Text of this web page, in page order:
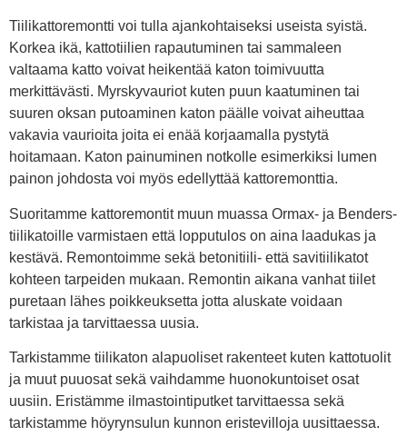
Tiilikattoremontti voi tulla ajankohtaiseksi useista syistä.
Korkea ikä, kattotiilien rapautuminen tai sammaleen
valtaama katto voivat heikentää katon toimivuutta
merkittävästi. Myrskyvauriot kuten puun kaatuminen tai
suuren oksan putoaminen katon päälle voivat aiheuttaa
vakavia vaurioita joita ei enää korjaamalla pystytä
hoitamaan. Katon painuminen notkolle esimerkiksi lumen
painon johdosta voi myös edellyttää kattoremonttia.
Suoritamme kattoremontit muun muassa Ormax- ja Benders-
tiilikatoille varmistaen että lopputulos on aina laadukas ja
kestävä. Remontoimme sekä betonitiili- että savitiilikatot
kohteen tarpeiden mukaan. Remontin aikana vanhat tiilet
puretaan lähes poikkeuksetta jotta aluskate voidaan
tarkistaa ja tarvittaessa uusia.
Tarkistamme tiilikaton alapuoliset rakenteet kuten kattotuolit
ja muut puuosat sekä vaihdamme huonokuntoiset osat
uusiin. Eristämme ilmastointiputket tarvittaessa sekä
tarkistamme höyrynsulun kunnon eristevilloja uusittaessa.